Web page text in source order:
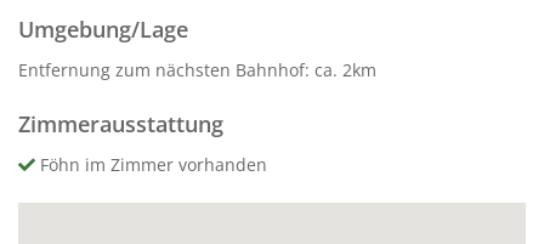
Umgebung/Lage
Entfernung zum nächsten Bahnhof: ca. 2km
Zimmerausstattung
Föhn im Zimmer vorhanden